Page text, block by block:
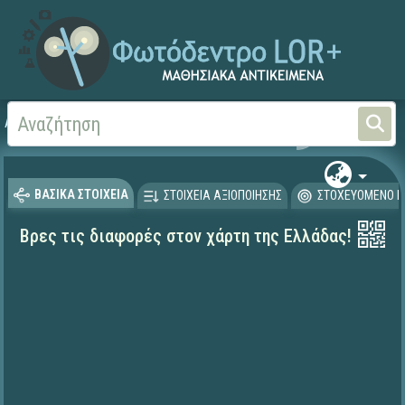
Αρχική Γεωγραφία-Γεωλογία
ΒΑΣΙΚΑ ΣΤΟΙΧΕΙΑ ΣΤΟΙΧΕΙΑ ΑΞΙΟΠΟΙΗΣΗΣ ΣΤΟΧΕΥΟΜΕΝΟ
Βρες τις διαφορές στον χάρτη της Ελλάδας!